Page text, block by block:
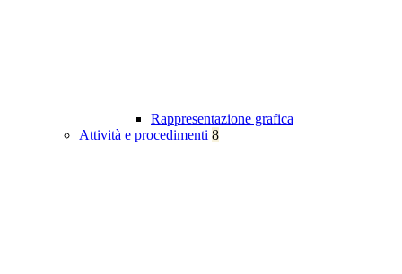
Rappresentazione grafica
Attività e procedimenti 8